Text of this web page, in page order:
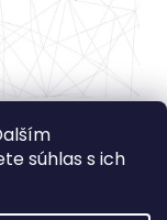
súhlas s ich
40?. Nesmie sa
nesmie sa sušiť
teplote 150?,